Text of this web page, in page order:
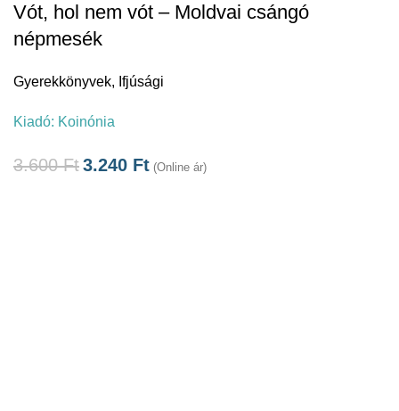
Vót, hol nem vót – Moldvai csángó
népmesék
Gyerekkönyvek, Ifjúsági
Kiadó: Koinónia
3.600Ft3.240 Ft (Online ár)